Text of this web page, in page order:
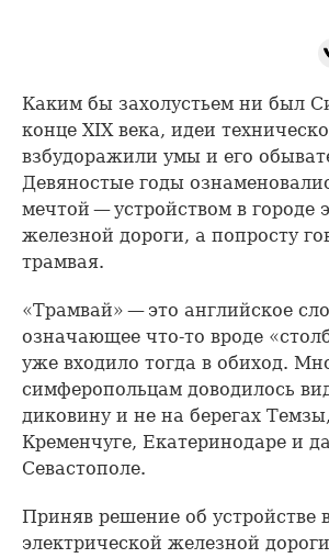
Каким бы захолустьем ни был
конце XIX века, идеи
взбудоражили умы и его
Девяностые годы
мечтой — устройством в городе
железной дороги, а попросту
трамвая.
«Трамвай» — это английское
означающее что-то вроде
уже входило тогда в обиход.
симферопольцам доводилось
диковину и не на берегах
Кременчуге, Екатеринодаре и
Севастополе.
Приняв решение об устройстве
электрической железной